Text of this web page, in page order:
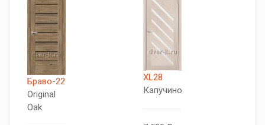
Браво-22
Original
Oak
XL28
Капучино